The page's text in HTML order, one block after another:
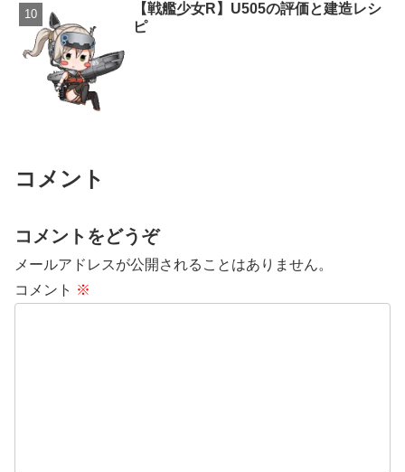
【戦艦少女R】U505の評価と建造レシ
ピ
コメント
コメントをどうぞ
メールアドレスが公開されることはありません。
コメント ※